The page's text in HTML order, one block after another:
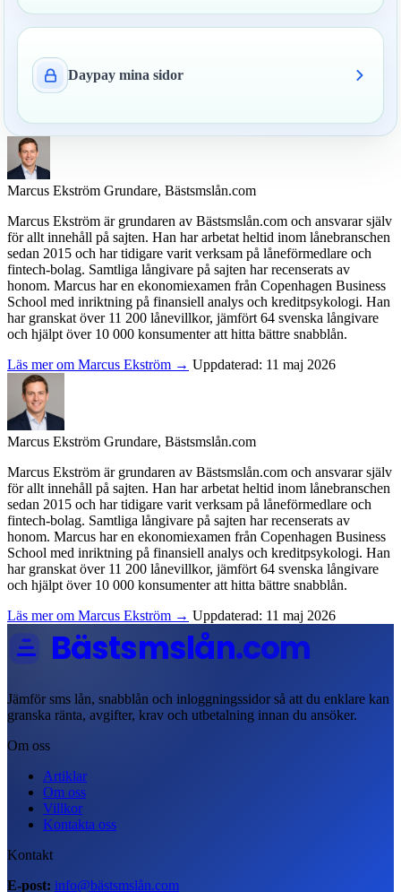
Daypay mina sidor
Marcus Ekström Grundare, Bästsmslån.com
Marcus Ekström är grundaren av Bästsmslån.com och ansvarar själv
för allt innehåll på sajten. Han har arbetat heltid inom lånebranschen
sedan 2015 och har tidigare varit verksam på låneförmedlare och
fintech-bolag. Samtliga långivare på sajten har recenserats av
honom. Marcus har en ekonomiexamen från Copenhagen Business
School med inriktning på finansiell analys och kreditpsykologi. Han
har granskat över 11 200 lånevillkor, jämfört 64 svenska långivare
och hjälpt över 10 000 konsumenter att hitta bättre snabblån.
Läs mer om Marcus Ekström → Uppdaterad: 11 maj 2026
Marcus Ekström Grundare, Bästsmslån.com
Marcus Ekström är grundaren av Bästsmslån.com och ansvarar själv
för allt innehåll på sajten. Han har arbetat heltid inom lånebranschen
sedan 2015 och har tidigare varit verksam på låneförmedlare och
fintech-bolag. Samtliga långivare på sajten har recenserats av
honom. Marcus har en ekonomiexamen från Copenhagen Business
School med inriktning på finansiell analys och kreditpsykologi. Han
har granskat över 11 200 lånevillkor, jämfört 64 svenska långivare
och hjälpt över 10 000 konsumenter att hitta bättre snabblån.
Läs mer om Marcus Ekström → Uppdaterad: 11 maj 2026
Bästsmslån.com
Jämför sms lån, snabblån och inloggningssidor så att du enklare kan
granska ränta, avgifter, krav och utbetalning innan du ansöker.
Om oss
Artiklar
Om oss
Villkor
Kontakta oss
Kontakt
E-post: info@bästsmslån.com